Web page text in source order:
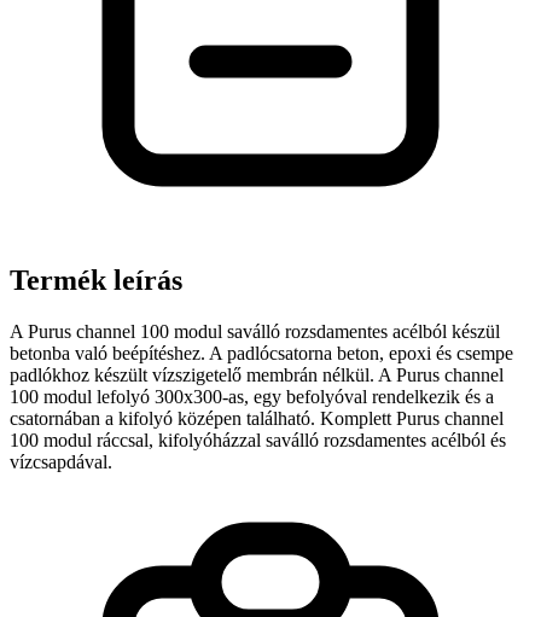
Termék leírás
A Purus channel 100 modul saválló rozsdamentes acélból készül
betonba való beépítéshez. A padlócsatorna beton, epoxi és csempe
padlókhoz készült vízszigetelő membrán nélkül. A Purus channel
100 modul lefolyó 300x300-as, egy befolyóval rendelkezik és a
csatornában a kifolyó középen található. Komplett Purus channel
100 modul ráccsal, kifolyóházzal saválló rozsdamentes acélból és
vízcsapdával.